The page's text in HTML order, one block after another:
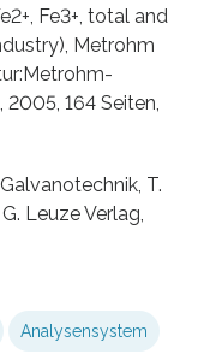
Fe3+, total and
Metrohm
164 Seiten,
T.
Leuze Verlag,
Analysensystem